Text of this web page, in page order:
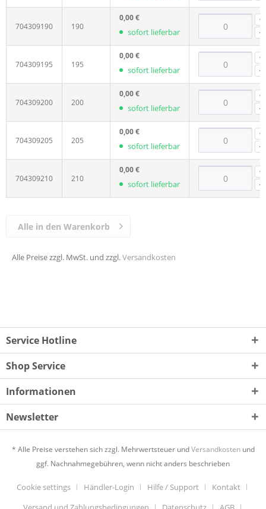
704309190 190
0,00 €
sofort lieferbar
704309195 195
0,00 €
sofort lieferbar
704309200 200
0,00 €
sofort lieferbar
704309205 205
0,00 €
sofort lieferbar
704309210 210
0,00 €
sofort lieferbar
Alle Preise zzgl. MwSt. und zzgl.Versandkosten
Alle in den Warenkorb
Service Hotline
Shop Service
Informationen
Newsletter
* Alle Preise verstehen sich zzgl. Mehrwertsteuer undVersandkostenund
ggf. Nachnahmegebühren, wenn nicht anders beschrieben
Cookie settings Händler-Login Hilfe / Support
Kontakt